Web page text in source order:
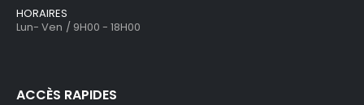
HORAIRES
Lun- Ven / 9H00 - 18H00
ACCÈS RAPIDES